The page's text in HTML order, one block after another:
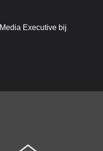
Executive bij